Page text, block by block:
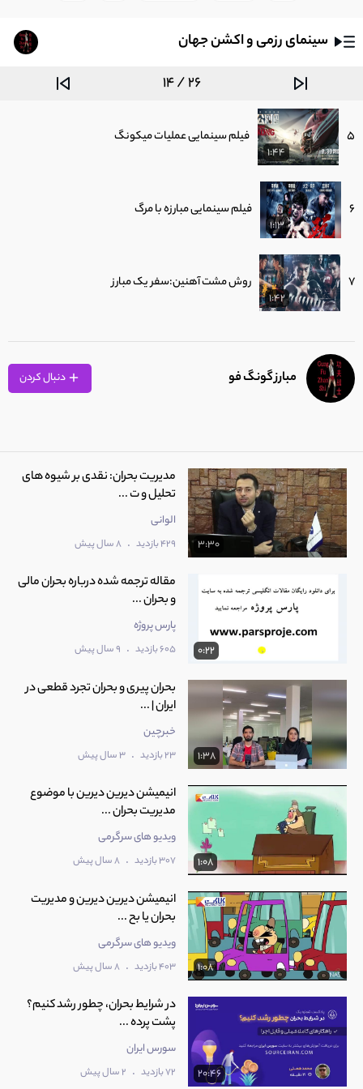
سینمای رزمی و اکشن جهان
14 / 26
5
1:44
فیلم سینمایی عملیات میکونگ
6
1:13
فیلم سینمایی مبارزه با مرگ
7
1:42
روش مشت آهنین:سفر یک مبارز
1:50
1:13
فیلم سینمایی اژدهای شکست ناپذیر
3:06
فیلم سینمایی آدمکش افسانه ای
فیلم سینمایی فرشتگان آهنین
13
2:39
فیلم سینمایی فرشتگان آهنین 2
14 فیلم سینمایی مسیر بحران
15 فیلم سینمایی طوفان ضد فساد
0:55
فرشتگان آهنین 3:روز رستاخیز
1:12
فیلم سینمایی تقابل مرگ و زندگی
18 فیلم سینمایی دادستان
مبارز گونگ فو
3:30
مدیریت بحران: نقدی بر شیوه های
تحلیل و ت ...
الوانی
429 بازدید . 8 سال پیش
0:22
مقاله ترجمه شده درباره بحران مالی
و بحران ...
پارس پروژه
605 بازدید . 9 سال پیش
1:38
بحران پیری و بحران تجرد قطعی در
ایران | ...
خبرچین
23 بازدید . 3 سال پیش
1:08
انیمیشن دیرین دیرین با موضوع
مدیریت بحران ...
ویدیو های سرگرمی
307 بازدید . 8 سال پیش
1:08
انیمیشن دیرین دیرین و مدیریت
بحران یا بح ...
ویدیو های سرگرمی
403 بازدید . 8 سال پیش
20:46
در شرایط بحران، چطور رشد کنیم؟
پشت پرده ...
سورس ایران
72 بازدید . 2 سال پیش